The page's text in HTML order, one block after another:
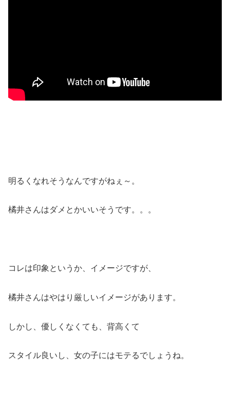
明るくなれそうなんですがねぇ～。
橘井さんはダメとかいいそうです。。。
コレは印象というか、イメージですが、
橘井さんはやはり厳しいイメージがあります。
しかし、優しくなくても、背高くて
スタイル良いし、女の子にはモテるでしょうね。